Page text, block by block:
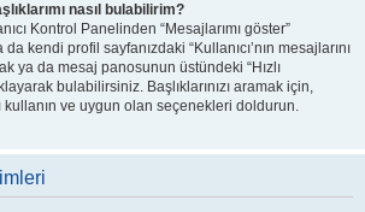
nasıl bulabilirim?
Kontrol Panelinden “Mesajlarımı göster”
da kendi profil sayfanızdaki “Kullanıcı’nın mesajlarını
ya da mesaj panosunun üstündeki “Hızlı
bulabilirsiniz. Başlıklarınızı aramak için,
kullanın ve uygun olan seçenekleri doldurun.